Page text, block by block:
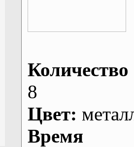
Количество
8
Цвет:
Время